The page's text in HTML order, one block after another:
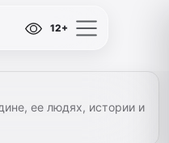
12+
ее людях, истории и